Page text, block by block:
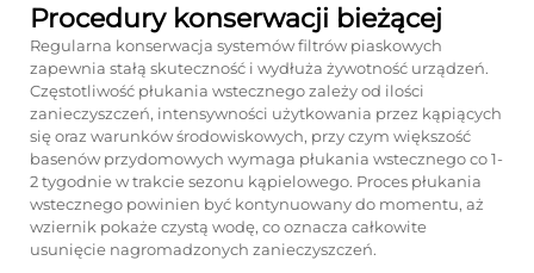
Procedury konserwacji bieżącej
Regularna konserwacja systemów filtrów piaskowych
zapewnia stałą skuteczność i wydłuża żywotność urządzeń.
Częstotliwość płukania wstecznego zależy od ilości
zanieczyszczeń, intensywności użytkowania przez kąpiących
się oraz warunków środowiskowych, przy czym większość
basenów przydomowych wymaga płukania wstecznego co 1-
2 tygodnie w trakcie sezonu kąpielowego. Proces płukania
wstecznego powinien być kontynuowany do momentu, aż
wziernik pokaże czystą wodę, co oznacza całkowite
usunięcie nagromadzonych zanieczyszczeń.